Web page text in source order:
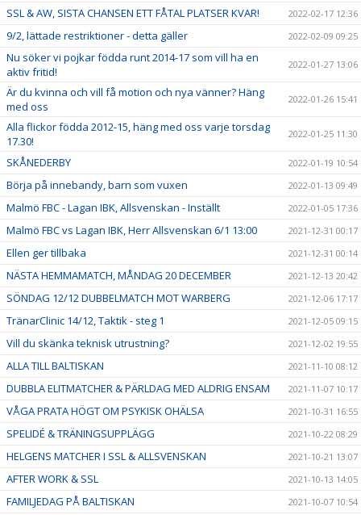
SSL & AW, SISTA CHANSEN ETT FÅTAL PLATSER KVAR! 2022-02-17 12:36
9/2, lättade restriktioner - detta gäller 2022-02-09 09:25
Nu söker vi pojkar födda runt 2014-17 som vill ha en
aktiv fritid!
2022-01-27 13:06
Är du kvinna och vill få motion och nya vänner? Häng
med oss
2022-01-26 15:41
Alla flickor födda 2012-15, häng med oss varje torsdag
17.30!
2022-01-25 11:30
SKÅNEDERBY 2022-01-19 10:54
Börja på innebandy, barn som vuxen 2022-01-13 09:49
Malmö FBC - Lagan IBK, Allsvenskan - Inställt 2022-01-05 17:36
Malmö FBC vs Lagan IBK, Herr Allsvenskan 6/1 13:00 2021-12-31 00:17
Ellen ger tillbaka 2021-12-31 00:14
NÄSTA HEMMAMATCH, MÅNDAG 20 DECEMBER 2021-12-13 20:42
SÖNDAG 12/12 DUBBELMATCH MOT WARBERG 2021-12-06 17:17
TränarClinic 14/12, Taktik - steg 1 2021-12-05 09:15
Vill du skänka teknisk utrustning? 2021-12-02 19:55
ALLA TILL BALTISKAN 2021-11-10 08:12
DUBBLA ELITMATCHER & PÄRLDAG MED ALDRIG ENSAM 2021-11-07 10:17
VÅGA PRATA HÖGT OM PSYKISK OHÄLSA 2021-10-31 16:55
SPELIDÉ & TRÄNINGSUPPLÄGG 2021-10-22 08:29
HELGENS MATCHER I SSL & ALLSVENSKAN 2021-10-21 13:07
AFTER WORK & SSL 2021-10-13 14:05
FAMILJEDAG PÅ BALTISKAN 2021-10-07 10:54